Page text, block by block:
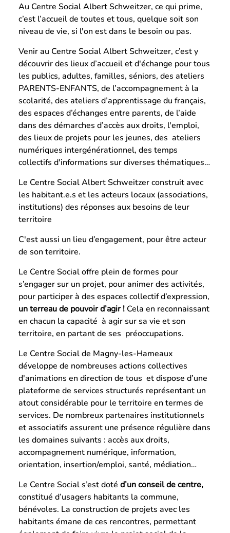
Au Centre Social Albert Schweitzer, ce qui prime,
c’est l’accueil de toutes et tous, quelque soit son
niveau de vie, si l'on est dans le besoin ou pas.
Venir au Centre Social Albert Schweitzer, c’est y
découvrir des lieux d’accueil et d'échange pour tous
les publics, adultes, familles, séniors, des ateliers
PARENTS-ENFANTS, de l’accompagnement à la
scolarité, des ateliers d’apprentissage du français,
des espaces d’échanges entre parents, de l’aide
dans des démarches d’accès aux droits, l'emploi,
des lieux de projets pour les jeunes, des ateliers
numériques intergénérationnel, des temps
collectifs d'informations sur diverses thématiques…
Le Centre Social Albert Schweitzer construit avec
les habitant.e.s et les acteurs locaux (associations,
institutions) des réponses aux besoins de leur
territoire
C'est aussi un lieu d’engagement, pour être acteur
de son territoire.
Le Centre Social offre plein de formes pour
s’engager sur un projet, pour animer des activités,
pour participer à des espaces collectif d’expression,
un terreau de pouvoir d’agir ! Cela en reconnaissant
en chacun la capacité à agir sur sa vie et son
territoire, en partant de ses préoccupations.
Le Centre Social de Magny-les-Hameaux
développe de nombreuses actions collectives
d'animations en direction de tous et dispose d’une
plateforme de services structurés représentant un
atout considérable pour le territoire en termes de
services. De nombreux partenaires institutionnels
et associatifs assurent une présence régulière dans
les domaines suivants : accès aux droits,
accompagnement numérique, information,
orientation, insertion/emploi, santé, médiation…
Le Centre Social s’est doté d’un conseil de centre,
constitué d’usagers habitants la commune,
bénévoles. La construction de projets avec les
habitants émane de ces rencontres, permettant